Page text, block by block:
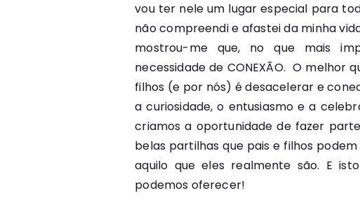
vou ter nele um lugar especial para
não compreendi e afastei da minha
mostrou-me que, no que mais
necessidade de CONEXÃO. O melhor
filhos (e por nós) é desacelerar e
a curiosidade, o entusiasmo e a
criamos a oportunidade de fazer
belas partilhas que pais e filhos
aquilo que eles realmente são. E
podemos oferecer!